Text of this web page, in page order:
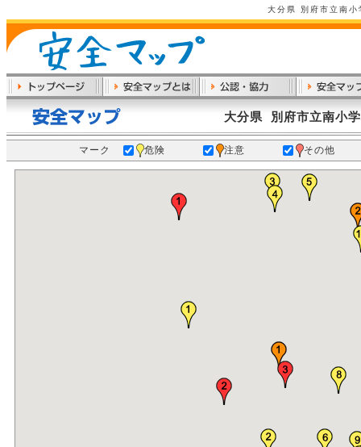
大分県 別府市立南小
大分県 別府市立南小
マーク 危険 注意 その他